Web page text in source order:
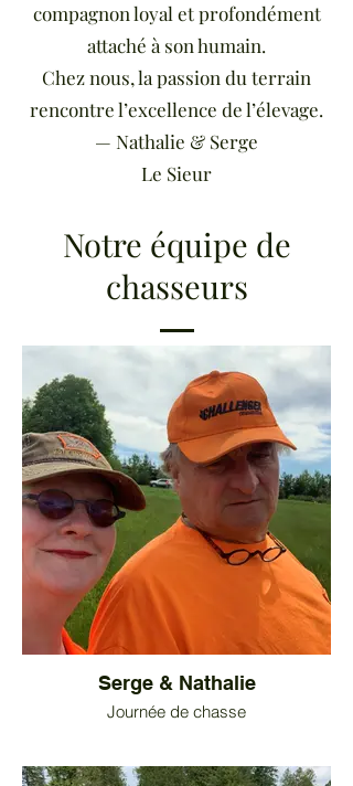
compagnon loyal et profondément
attaché à son humain.
Chez nous, la passion du terrain
rencontre l’excellence de l’élevage.
— Nathalie & Serge
Le Sieur
Notre équipe de
chasseurs
Serge & Nathalie
Journée de chasse